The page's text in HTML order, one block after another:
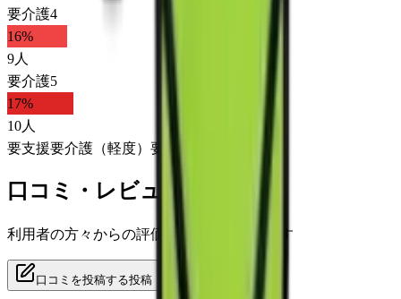
要介護4
16%
9人
要介護5
17%
10人
要支援要介護（軽度） 要介護（重度）
口コミ・レビュー
利用者の方々からの評価をご覧いただけます
口コミを投稿する投稿